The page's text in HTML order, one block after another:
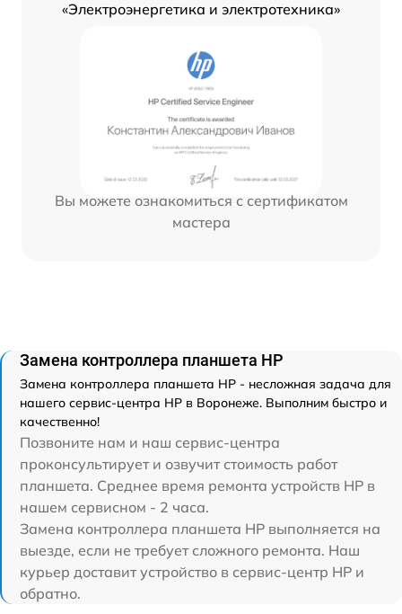
«Электроэнергетика и электротехника»
Вы можете ознакомиться с сертификатом
мастера
Замена контроллера планшета HP
Замена контроллера планшета HP - несложная задача для
нашего сервис-центра HP в Воронеже. Выполним быстро и
качественно!
Позвоните нам и наш сервис-центра
проконсультирует и озвучит стоимость работ
планшета. Среднее время ремонта устройств HP в
нашем сервисном - 2 часа.
Замена контроллера планшета HP выполняется на
выезде, если не требует сложного ремонта. Наш
курьер доставит устройство в сервис-центр HP и
обратно.